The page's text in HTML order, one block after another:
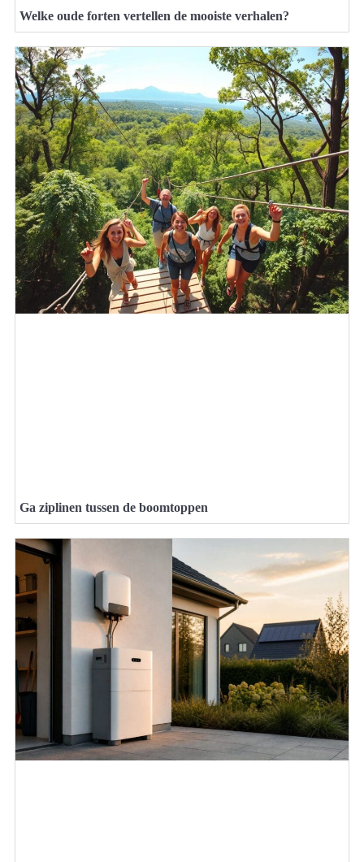
Welke oude forten vertellen de mooiste verhalen?
Ga ziplinen tussen de boomtoppen